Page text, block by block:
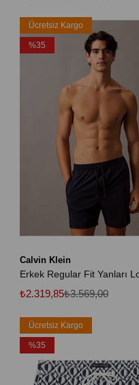
Calvin Klein
₺2.319,85₺3.569,00
Ücretsiz Kargo
%35
Ücretsiz Kargo
%35